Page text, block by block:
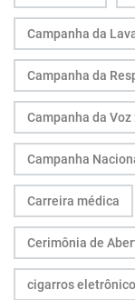
Campanha da
Campanha da
Campanha da Voz
Campanha
Carreira médica
Cerimônia de
cigarros